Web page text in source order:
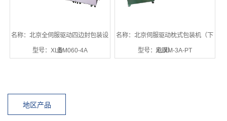
名称：北京全伺服驱动四边封包装设
备
型号：XLSM060-4A
名称：北京伺服驱动枕式包装机（下
走膜）
型号：XLXM-3A-PT
地区产品